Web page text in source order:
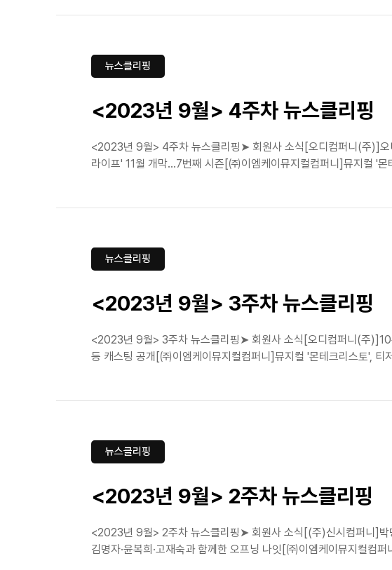
뉴스클리핑
<2023년 9월> 4주차 뉴스클리핑
<2023년 9월> 4주차 뉴스클리핑➤ 회원사 소식[오디컴퍼니(주)]오
라이프' 11월 개막…7번째 시즌[㈜이엠케이뮤지컬컴퍼니]뮤지컬 '몬
뉴스클리핑
<2023년 9월> 3주차 뉴스클리핑
<2023년 9월> 3주차 뉴스클리핑➤ 회원사 소식[오디컴퍼니(주
등 캐스팅 공개[㈜이엠케이뮤지컬컴퍼니]뮤지컬 '몬테크리스토',
뉴스클리핑
<2023년 9월> 2주차 뉴스클리핑
<2023년 9월> 2주차 뉴스클리핑➤ 회원사 소식[(주)신시컴퍼니]박
김명자·윤복희·고재숙과 함께한 오프닝 나잇[㈜이엠케이뮤지컬컴